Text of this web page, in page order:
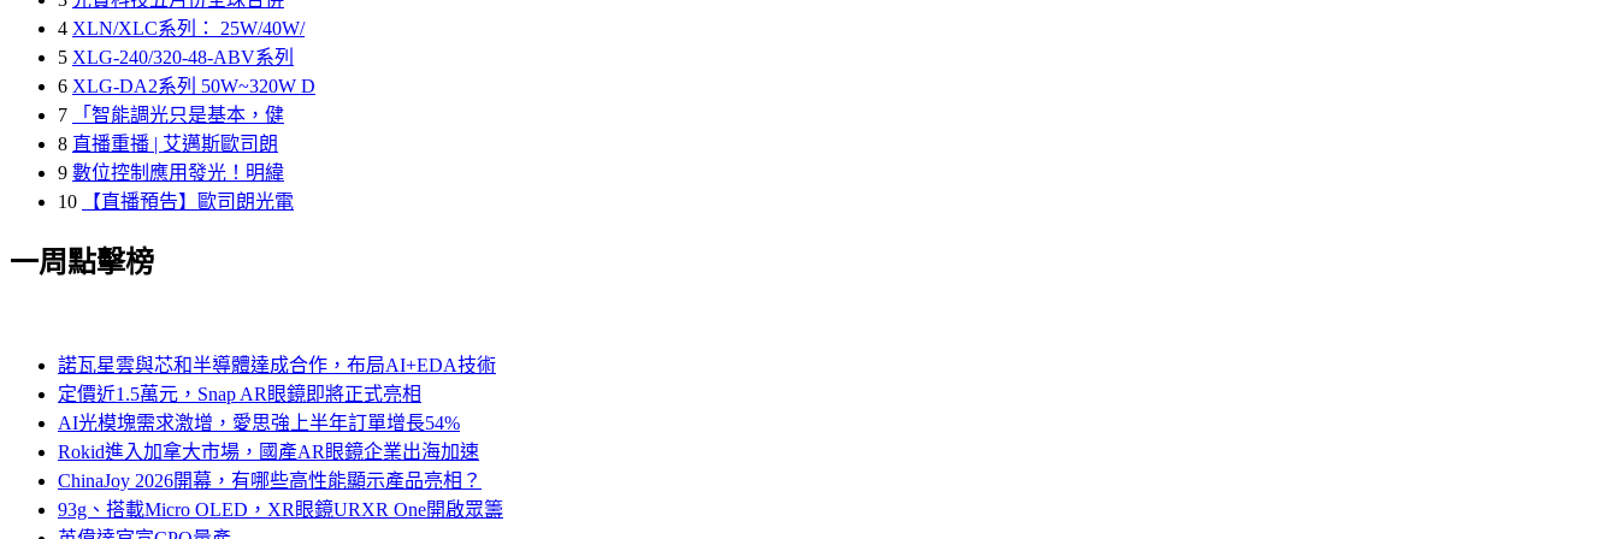
4 XLN/XLC系列： 25W/40W/
5 XLG-240/320-48-ABV系列
6 XLG-DA2系列 50W~320W D
7
「智能調光只是基本，健
8 直播重播 | 艾邁斯歐司朗
9 數位控制應用發光！明緯
10
【直播預告】歐司朗光電
一周點擊榜
諾瓦星雲與芯和半導體達成合作，布局AI+EDA技術
定價近1.5萬元，Snap AR眼鏡即將正式亮相
AI光模塊需求激增，愛思強上半年訂單增長54%
Rokid進入加拿大市場，國產AR眼鏡企業出海加速
ChinaJoy 2026開幕，有哪些高性能顯示產品亮相？
93g、搭載Micro OLED，XR眼鏡URXR One開啟眾籌